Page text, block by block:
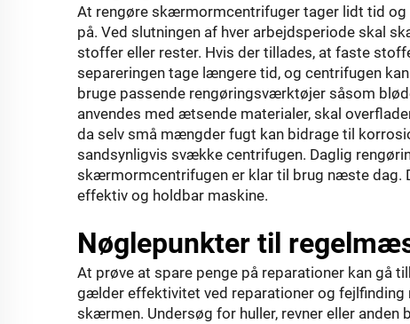
At rengøre skærmormcentrifuger tager lidt tid
på. Ved slutningen af hver arbejdsperiode skal
stoffer eller rester. Hvis der tillades, at faste
separeringen tage længere tid, og centrifugen
bruge passende rengøringsværktøjer såsom
anvendes med ætsende materialer, skal
da selv små mængder fugt kan bidrage til
sandsynligvis svække centrifugen. Daglig
skærmormcentrifugen er klar til brug næste dag.
effektiv og holdbar maskine.
Nøglepunkter til
At prøve at spare penge på reparationer kan gå
gælder effektivitet ved reparationer og
skærmen. Undersøg for huller, revner eller